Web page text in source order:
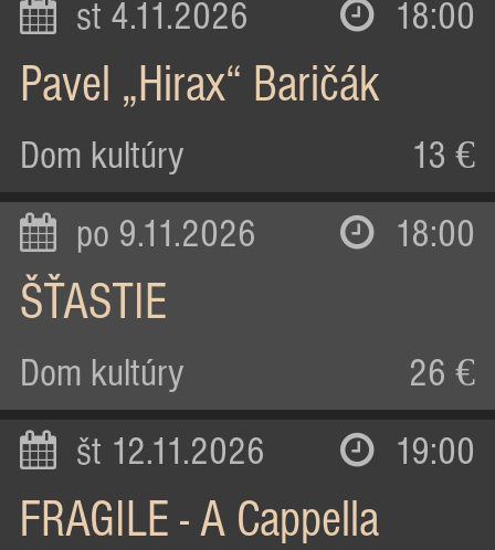
st 4.11.2026 18:00
Pavel „Hirax“ Baričák
Dom kultúry 13 €
po 9.11.2026 18:00
ŠŤASTIE
Dom kultúry 26 €
št 12.11.2026 19:00
FRAGILE - A Cappella